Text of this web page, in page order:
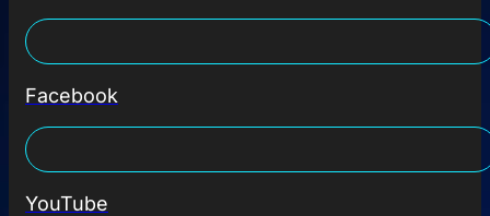
Facebook
YouTube